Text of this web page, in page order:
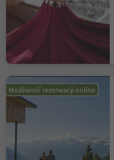
Możliwość rezerwacji online